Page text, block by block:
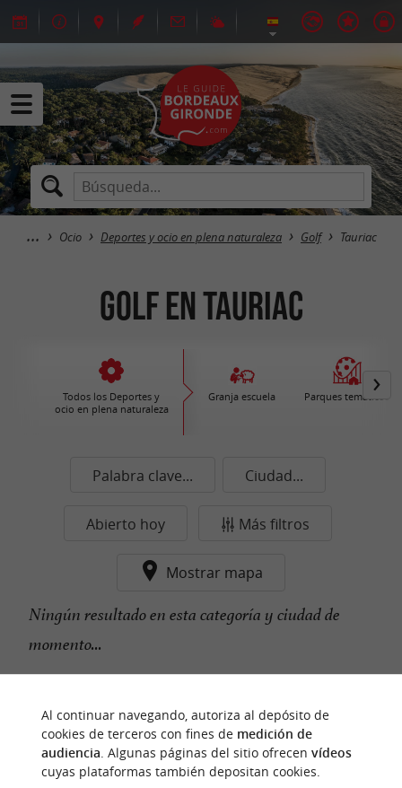
Ocio Deportes y ocio en plena naturaleza Golf Tauriac
Golf en Tauriac
Todos los Deportes y
ocio en plena naturaleza
Granja escuela Parques temáticos
Palabra clave... Ciudad...
Abierto hoy Más filtros
Mostrar mapa
Ningún resultado en esta categoría y ciudad de
momento...
n
u
e
s
t
r
o
f
a
v
o
r
i
t
o
Al continuar navegando, autoriza al depósito de
cookies de terceros con fines de medición de
audiencia. Algunas páginas del sitio ofrecen vídeos
cuyas plataformas también depositan cookies.